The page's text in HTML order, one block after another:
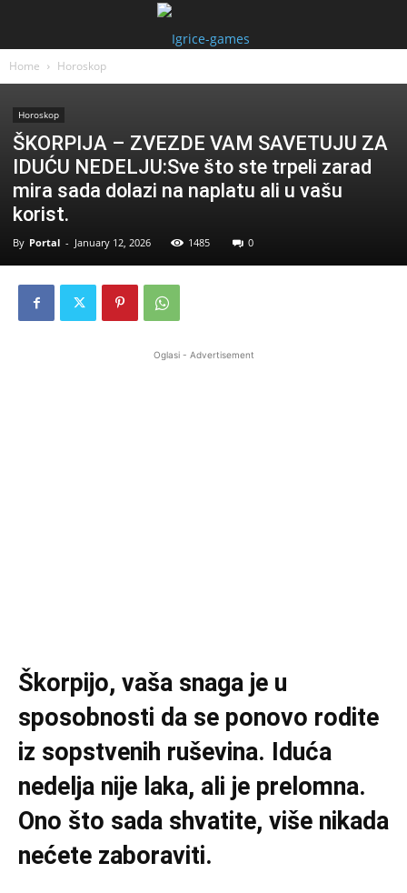
Home Horoskop
Horoskop
ŠKORPIJA – ZVEZDE VAM SAVETUJU ZA
IDUĆU NEDELJU:Sve što ste trpeli zarad
mira sada dolazi na naplatu ali u vašu
korist.
By Portal - January 12, 2026 1485 0
Oglasi - Advertisement
Škorpijo, vaša snaga je u
sposobnosti da se ponovo rodite
iz sopstvenih ruševina. Iduća
nedelja nije laka, ali je prelomna.
Ono što sada shvatite, više nikada
nećete zaboraviti.